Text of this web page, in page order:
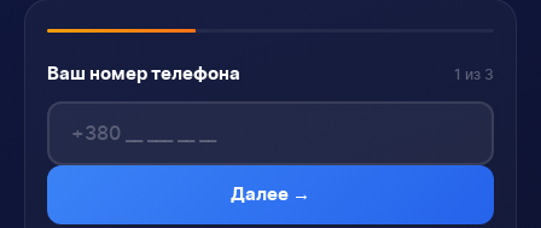
Ваш номер телефона 1 из 3
Далее →